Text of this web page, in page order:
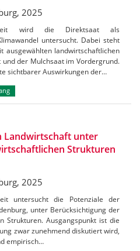
2025
wird die Direktsaat als
untersucht. Dabei steht
ausgewählten landwirtschaftlichen
der Mulchsaat im Vordergrund.
sichtbarer Auswirkungen der…
Landwirtschaft unter
Strukturen
2025
untersucht die Potenziale der
unter Berücksichtigung der
Strukturen. Ausgangspunkt ist die
zwar zunehmend diskutiert wird,
empirisch…